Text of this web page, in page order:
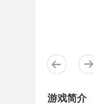
游戏简介